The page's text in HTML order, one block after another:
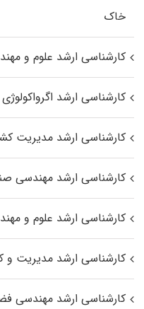
خاک
کارشناسی ارشد علوم و
کارشناسی ارشد
کارشناسی ارشد مدیریت
کارشناسی ارشد مهندسی
کارشناسی ارشد علوم و
کارشناسی ارشد مدیریت و
کارشناسی ارشد مهندسی